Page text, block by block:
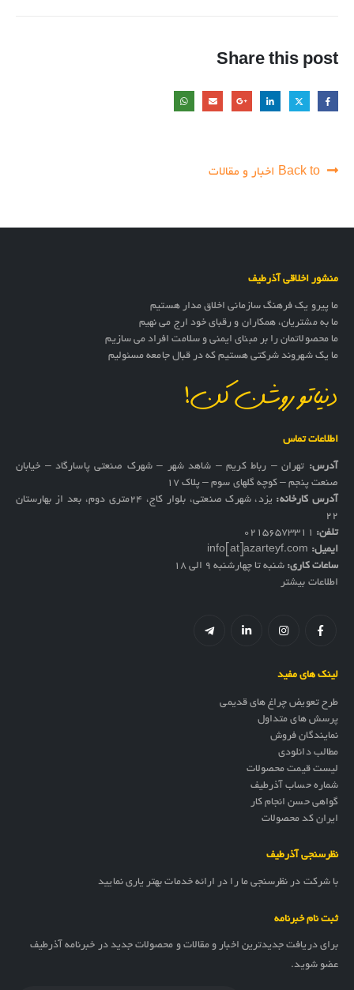
Share this post
منشور اخلاقی آذرطیف
ما پیرو یک فرهنگ سازمانی اخلاق مدار هستیم
ما به مشتریان، همکاران و رقبای خود ارج می نهیم
ما محصولاتمان را بر مبنای ایمنی و سلامت افراد می سازیم
ما یک شهروند شرکتی هستیم که در قبال جامعه مسئولیم
دنیاتو روشن کن!
اطلاعات تماس
آدرس: تهران – رباط کریم – شاهد شهر – شهرک صنعتی پاسارگاد – خیابان
صنعت پنجم – کوچه گلهای سوم – پلاک 17
آدرس کارخانه:
یزد، شهرک صنعتی، بلوار کاج، ۲۴متری دوم، بعد از بهارستان
۲۲
تلفن: 02156573311
ایمیل: info[at]azarteyf.com
ساعات کاری: شنبه تا چهارشنبه 9 الی 18
اطلاعات بیشتر
لینک های مفید
طرح تعویض چراغ های قدیمی
پرسش های متداول
نمایندگان فروش
مطالب دانلودی
لیست قیمت محصولات
شماره حساب آذرطیف
گواهی حسن انجام کار
ایران کد محصولات
نظرسنجی آذرطیف
با شرکت در نظرسنجی ما را در ارائه خدمات بهتر یاری نمایید
ثبت نام خبرنامه
برای دریافت جدیدترین اخبار و مقالات و محصولات جدید در خبرنامه آذرطیف
عضو شوید.